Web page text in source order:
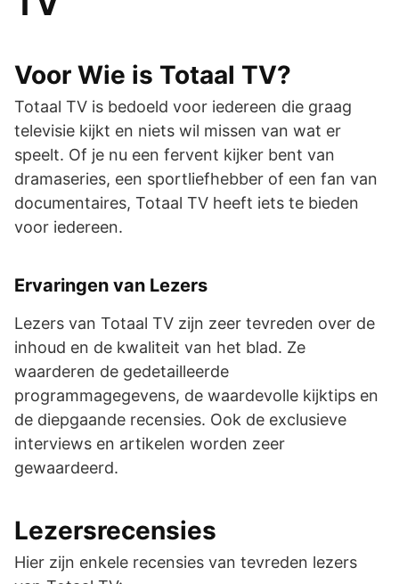
Voor Wie is Totaal TV?
Totaal TV is bedoeld voor iedereen die graag
televisie kijkt en niets wil missen van wat er
speelt. Of je nu een fervent kijker bent van
dramaseries, een sportliefhebber of een fan van
documentaires, Totaal TV heeft iets te bieden
voor iedereen.
Ervaringen van Lezers
Lezers van Totaal TV zijn zeer tevreden over de
inhoud en de kwaliteit van het blad. Ze
waarderen de gedetailleerde
programmagegevens, de waardevolle kijktips en
de diepgaande recensies. Ook de exclusieve
interviews en artikelen worden zeer
gewaardeerd.
Lezersrecensies
Hier zijn enkele recensies van tevreden lezers